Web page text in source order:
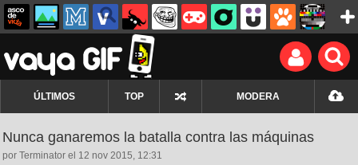
ÚLTIMOS TOP MODERA
Nunca ganaremos la batalla contra las máquinas
por Terminator el 12 nov 2015, 12:31